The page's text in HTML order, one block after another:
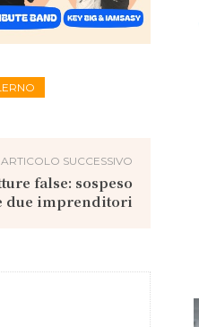
ARTICOLO SUCCESSIVO
false: sospeso
due imprenditori